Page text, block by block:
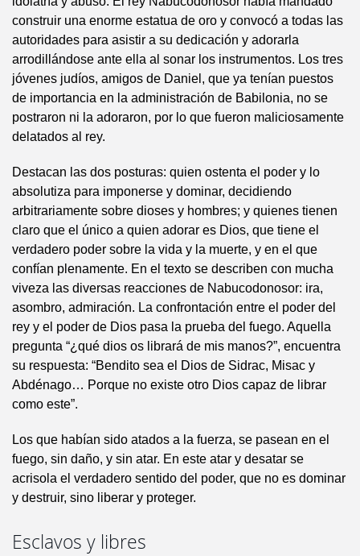
construir una enorme estatua de oro y convocó a todas las
autoridades para asistir a su dedicación y adorarla
arrodillándose ante ella al sonar los instrumentos. Los tres
jóvenes judíos, amigos de Daniel, que ya tenían puestos
de importancia en la administración de Babilonia, no se
postraron ni la adoraron, por lo que fueron maliciosamente
delatados al rey.
Destacan las dos posturas: quien ostenta el poder y lo
absolutiza para imponerse y dominar, decidiendo
arbitrariamente sobre dioses y hombres; y quienes tienen
claro que el único a quien adorar es Dios, que tiene el
verdadero poder sobre la vida y la muerte, y en el que
confían plenamente. En el texto se describen con mucha
viveza las diversas reacciones de Nabucodonosor: ira,
asombro, admiración. La confrontación entre el poder del
rey y el poder de Dios pasa la prueba del fuego. Aquella
pregunta “¿qué dios os librará de mis manos?”, encuentra
su respuesta: “Bendito sea el Dios de Sidrac, Misac y
Abdénago… Porque no existe otro Dios capaz de librar
como este”.
Los que habían sido atados a la fuerza, se pasean en el
fuego, sin daño, y sin atar. En este atar y desatar se
acrisola el verdadero sentido del poder, que no es dominar
y destruir, sino liberar y proteger.
Esclavos y libres